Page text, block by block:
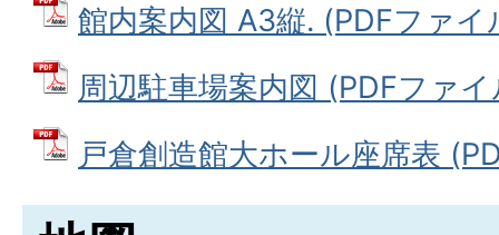
館内案内図 A3縦. (PDFファ
周辺駐車場案内図 (PDFファ
戸倉創造館大ホール座席表